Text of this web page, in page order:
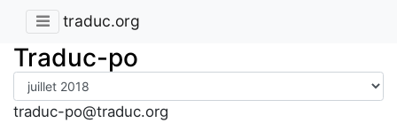
traduc.org
Traduc-po
traduc-po@traduc.org